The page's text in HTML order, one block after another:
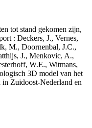
tot stand gekomen zijn,
: Deckers, J., Vernes,
M., Doornenbal, J.C.,
J., Menkovic, A.,
W.E., Witmans,
3D model van het
Zuidoost-Nederland en